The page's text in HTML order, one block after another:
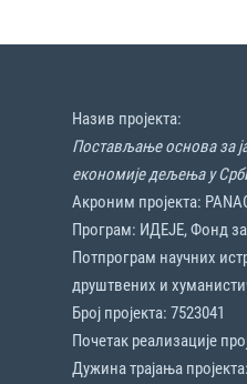
Назив пројекта:
Постављање основа за
економије дељења у
Акроним пројекта:
Програм: ИДЕЈЕ, Фонд за
Потпрограм научних
друштвених и
Број пројекта: 7523041
Почетак реализације
Дужина трајања